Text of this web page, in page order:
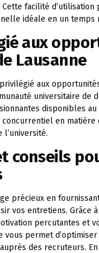
facilité d’utilisation
idéale en un temps
aux
Lausanne
aux
universitaire de
disponibles
concurrentiel en
l’université.
conseils
précieux en
vos entretiens. Grâce
percutantes et
vous permet
des recruteurs.